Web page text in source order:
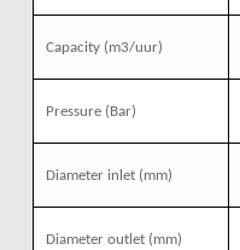
Capacity(m3/uur)
Pressure(Bar)
Diameter inlet(mm)
Diameter outlet(mm)